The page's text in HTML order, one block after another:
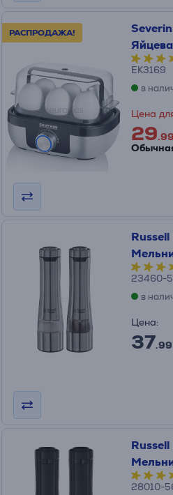
РАСПРОДАЖА!
EK3169
в
Цена
29
23460-
в
Цена:
37
28010-